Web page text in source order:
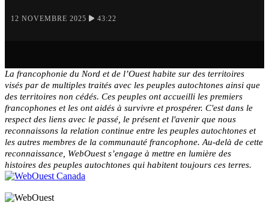
12 NOVEMBRE 2025 43:22
La francophonie du Nord et de l’Ouest habite sur des territoires
visés par de multiples traités avec les peuples autochtones ainsi que
des territoires non cédés. Ces peuples ont accueilli les premiers
francophones et les ont aidés à survivre et prospérer. C'est dans le
respect des liens avec le passé, le présent et l'avenir que nous
reconnaissons la relation continue entre les peuples autochtones et
les autres membres de la communauté francophone. Au-delà de cette
reconnaissance, WebOuest s’engage à mettre en lumière des
histoires des peuples autochtones qui habitent toujours ces terres.